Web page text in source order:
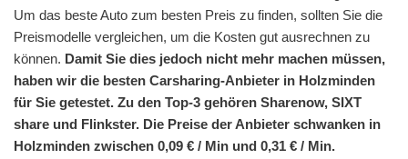
Um das beste Auto zum besten Preis zu finden, sollten Sie die
Preismodelle vergleichen, um die Kosten gut ausrechnen zu
können. Damit Sie dies jedoch nicht mehr machen müssen,
haben wir die besten Carsharing-Anbieter in Holzminden
für Sie getestet. Zu den Top-3 gehören Sharenow, SIXT
share und Flinkster. Die Preise der Anbieter schwanken in
Holzminden zwischen 0,09 € / Min und 0,31 € / Min.